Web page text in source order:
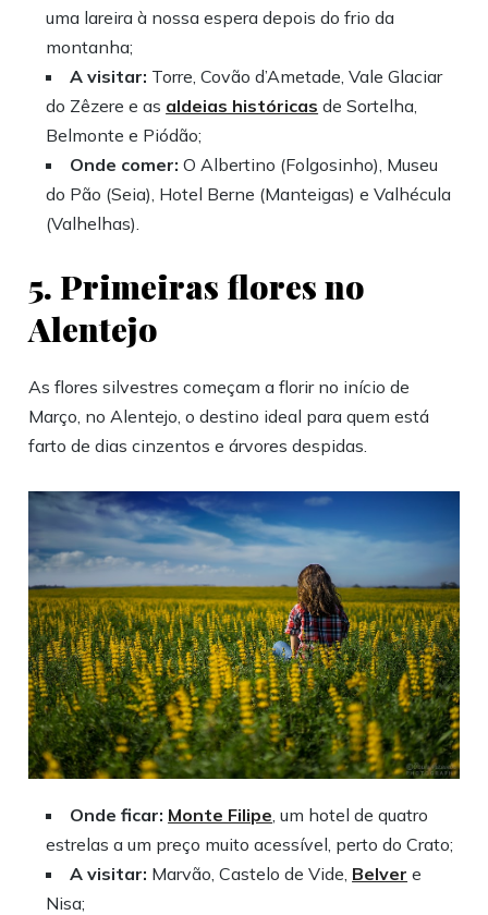
uma lareira à nossa espera depois do frio da
montanha;
A visitar: Torre, Covão d’Ametade, Vale Glaciar
do Zêzere e as aldeias históricas de Sortelha,
Belmonte e Piódão;
Onde comer: O Albertino (Folgosinho), Museu
do Pão (Seia), Hotel Berne (Manteigas) e Valhécula
(Valhelhas).
5. Primeiras flores no
Alentejo
As flores silvestres começam a florir no início de
Março, no Alentejo, o destino ideal para quem está
farto de dias cinzentos e árvores despidas.
Onde ficar: Monte Filipe, um hotel de quatro
estrelas a um preço muito acessível, perto do Crato;
A visitar: Marvão, Castelo de Vide, Belver e
Nisa;